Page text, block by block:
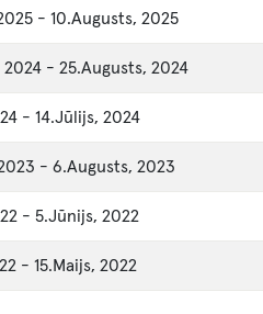
- 10.Augusts, 2025
2024 - 25.Augusts, 2024
- 14.Jūlijs, 2024
- 6.Augusts, 2023
- 5.Jūnijs, 2022
- 15.Maijs, 2022